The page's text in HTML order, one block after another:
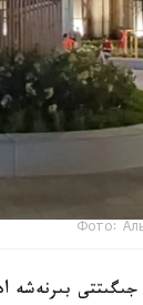
Фото:
بىرنەشە